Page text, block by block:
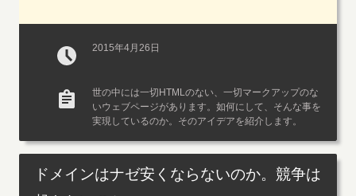
2015年4月26日
世の中には一切HTMLのない、一切マークアップのな
いウェブページがあります。如何にして、そんな事を
実現しているのか。そのアイデアを紹介します。
ドメインはナゼ安くならないのか。競争は